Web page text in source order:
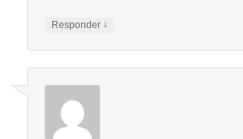
Responder ↓